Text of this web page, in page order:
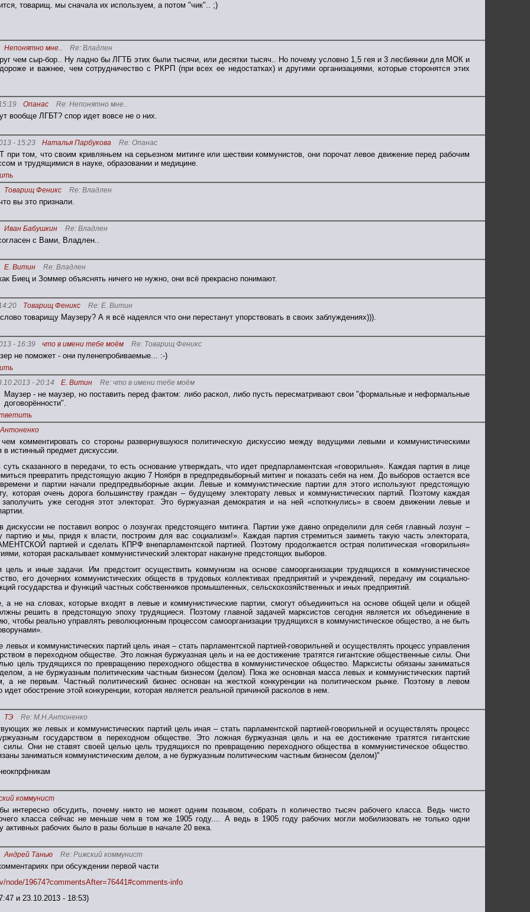
товарищ. мы сначала их используем, а потом "чик".. ;)
Непонятно мне.. Re: Владлен
чем сыр-бор.. Ну ладно бы ЛГТБ этих были тысячи, или десятки тысяч.. Но почему условно 1,5 гея и 3 лесбиянки для МОК и
и важнее, чем сотрудничество с РКРП (при всех ее недостатках) и другими организациями, которые сторонятся этих
Опанас Re: Непонятно мне..
вообще ЛГБТ? спор идет вовсе не о них.
- 15:23
Наталья Парбукова Re: Опанас
при том, что своим кривляньем на серьезном митинге или шествии коммунистов, они порочат левое движение перед рабочим
и трудящимися в науке, образовании и медицине.
Товарищ Феникс Re: Владлен
вы это признали.
Иван Бабушкин Re: Владлен
с Вами, Владлен..
Е. Витин Re: Владлен
Биец и Зоммер объяснять ничего не нужно, они всё прекрасно понимают.
Товарищ Феникс Re: Е. Витин
товарищу Маузеру? А я всё надеялся что они перестанут упорствовать в своих заблуждениях))).
- 16:39
что в имени тебе моём Re: Товарищ Феникс
не поможет - они пуленепробиваемые... :-)
- 20:14
Е. Витин Re: что в имени тебе моём
Маузер - не маузер, но поставить перед фактом: либо раскол, либо пусть пересматривают свои "формальные и неформальные
договорённости".
комментировать со стороны развернувшуюся политическую дискуссию между ведущими левыми и коммунистическими
в истинный предмет дискуссии.
сказанного в передачи, то есть основание утверждать, что идет предпарламентская «говорильня». Каждая партия в лице
превратить предстоящую акцию 7 Ноября в предпредвыборный митинг и показать себя на нем. До выборов остается все
и партии начали предпредвыборные акции. Левые и коммунистические партии для этого используют предстоящую
которая очень дорога большинству граждан – будущему электорату левых и коммунистических партий. Поэтому каждая
заполучить уже сегодня этот электорат. Это буржуазная демократия и на ней «споткнулись» в своем движении левые и
дискуссии не поставил вопрос о лозунгах предстоящего митинга. Партии уже давно определили для себя главный лозунг –
партию и мы, придя к власти, построим для вас социализм!». Каждая партия стремиться заиметь такую часть электората,
партией и сделать КПРФ внепарламентской партией. Поэтому продолжается острая политическая «говорильня»
которая раскалывает коммунистический электорат накануне предстоящих выборов.
цель и иные задачи. Им предстоит осуществить коммунизм на основе самоорганизации трудящихся в коммунистическое
его дочерних коммунистических обществ в трудовых коллективах предприятий и учреждений, передачу им социально-
государства и функций частных собственников промышленных, сельскохозяйственных и иных предприятий.
а не на словах, которые входят в левые и коммунистические партии, смогут объединиться на основе общей цели и общей
решить в предстоящую эпоху трудящиеся. Поэтому главной задачей марксистов сегодня является их объединение в
чтобы реально управлять революционным процессом самоорганизации трудящихся в коммунистическое общество, а не быть
и коммунистических партий цель иная – стать парламентской партией-говорильней и осуществлять процесс управления
в переходном обществе. Это ложная буржуазная цель и на ее достижение тратятся гигантские общественные силы. Они
цель трудящихся по превращению переходного общества в коммунистическое общество. Марксисты обязаны заниматься
а не буржуазным политическим частным бизнесом (делом). Пока же основная масса левых и коммунистических партий
а не первым. Частный политический бизнес основан на жесткой конкуренции на политическом рынке. Поэтому в левом
идет обострение этой конкуренции, которая является реальной причиной расколов в нем.
ТЭ Re: М.Н.Антоненко
же левых и коммунистических партий цель иная – стать парламентской партией-говорильней и осуществлять процесс
государством в переходном обществе. Это ложная буржуазная цель и на ее достижение тратятся гигантские
силы. Они не ставят своей целью цель трудящихся по превращению переходного общества в коммунистическое общество.
заниматься коммунистическим делом, а не буржуазным политическим частным бизнесом (делом)"
коммунист
интересно обсудить, почему никто не может одним позывом, собрать n количество тысяч рабочего класса. Ведь чисто
класса сейчас не меньше чем в том же 1905 году.... А ведь в 1905 году рабочих могли мобилизовать не только одни
активных рабочих было в разы больше в начале 20 века.
Андрей Танью Re: Рижский коммунист
при обсуждении первой части
node/19674?commentsAfter=76441#comments-info
и 23.10.2013 - 18:53)